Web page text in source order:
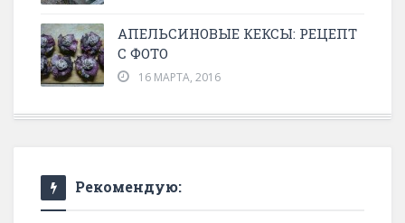
АПЕЛЬСИНОВЫЕ КЕКСЫ: РЕЦЕПТ
С ФОТО
16 МАРТА, 2016
Рекомендую: